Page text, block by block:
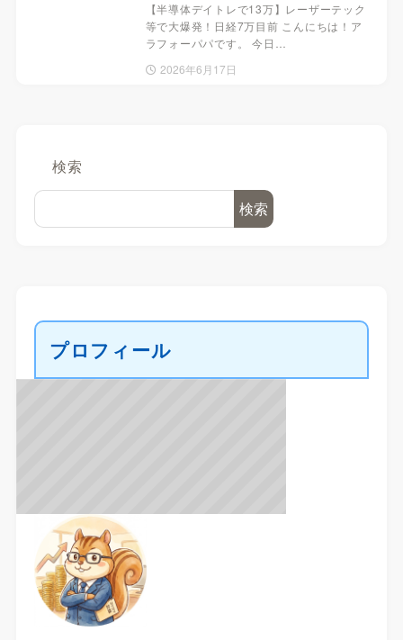
【半導体デイトレで13万】レーザーテック
等で大爆発！日経7万目前 こんにちは！ア
ラフォーパパです。 今日…
2026年6月17日
検索
検索
プロフィール